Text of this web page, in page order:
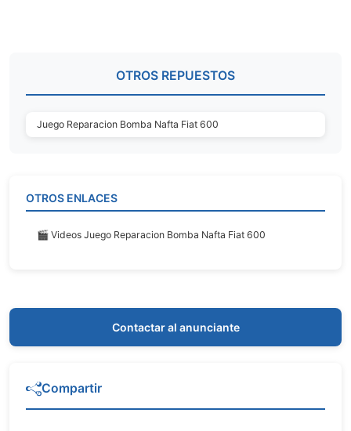
OTROS REPUESTOS
Juego Reparacion Bomba Nafta Fiat 600
OTROS ENLACES
🎬 Videos Juego Reparacion Bomba Nafta Fiat 600
Contactar al anunciante
Compartir